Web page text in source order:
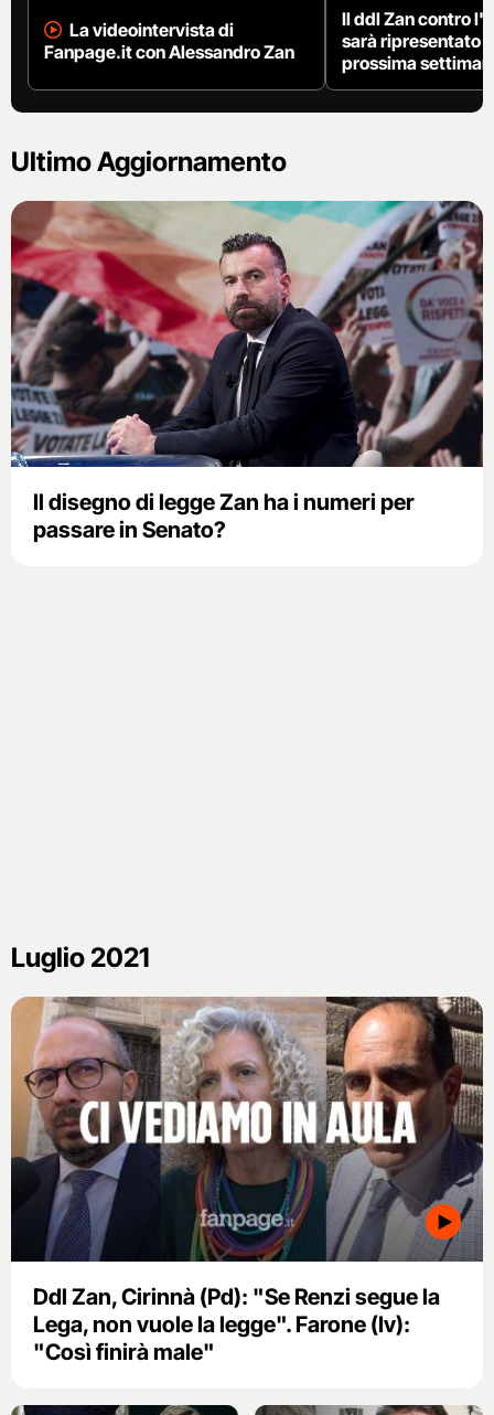
La videointervista di
Fanpage.it con Alessandro Zan
Il ddl Zan contro
sarà ripresentato
prossima
Ultimo Aggiornamento
Il disegno di legge Zan ha i numeri per
passare in Senato?
Luglio 2021
Ddl Zan, Cirinnà (Pd): "Se Renzi segue la
Lega, non vuole la legge". Farone (Iv):
"Così finirà male"